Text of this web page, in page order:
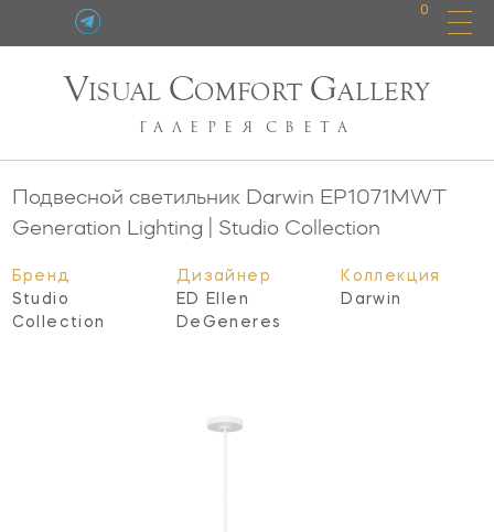
0
VISUAL COMFORT GALLERY
ГАЛЕРЕЯ СВЕТА
Подвесной светильник Darwin EP1071MWT
Generation Lighting | Studio Collection
Бренд
Studio
Collection
Дизайнер
ED Ellen
DeGeneres
Коллекция
Darwin